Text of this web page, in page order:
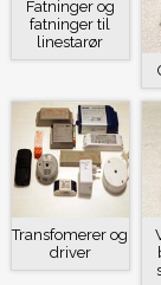
Fatninger og
fatninger til
linestarør
Transfomerer og
driver